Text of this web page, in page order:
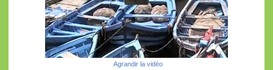
Agrandir la vidéo